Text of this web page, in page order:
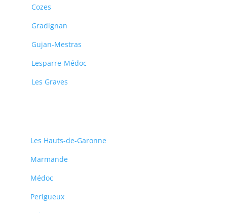
Cozes
Gradignan
Gujan-Mestras
Lesparre-Médoc
Les Graves
Les Hauts-de-Garonne
Marmande
Médoc
Perigueux